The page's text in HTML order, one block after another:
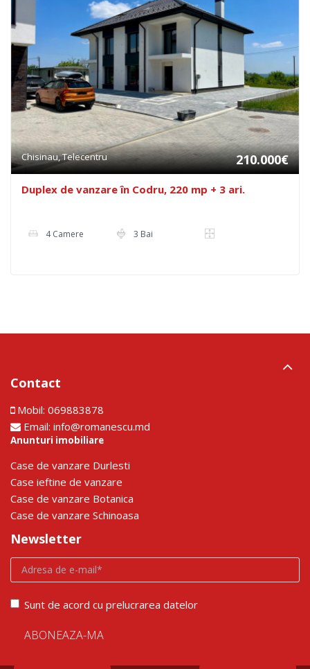
Chisinau, Telecentru 210.000€
Duplex de vanzare în Codru, 220 mp + 3 ari.
4 Camere 3 Bai
Contact
Mobil: 069883878
Email: info@romanescu.md
Anunturi imobiliare
Сase de vanzare Durlesti
Сase ieftine de vanzare
Сase de vanzare Botanica
Сase de vanzare Schinoasa
Newsletter
Sunt de acord cu prelucrarea datelor